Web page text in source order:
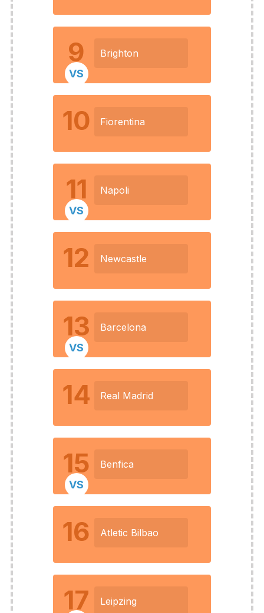
9 Brighton
VS
10 Fiorentina
11 Napoli
VS
12 Newcastle
13 Barcelona
VS
14 Real Madrid
15 Benfica
VS
16 Atletic Bilbao
17 Leipzing